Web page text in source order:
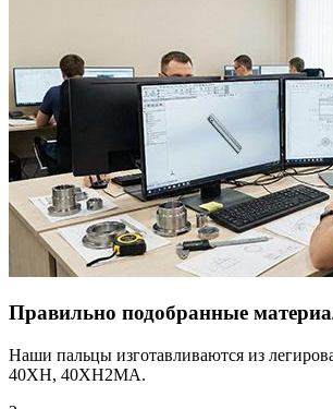
Правильно подобранные
Наши пальцы изготавливаются из
40XH, 40XH2MA.